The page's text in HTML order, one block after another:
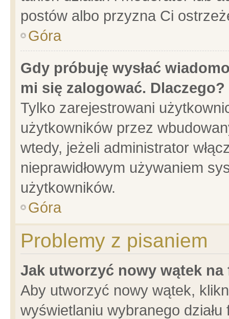
postów albo przyzna Ci
Góra
Gdy próbuję wysłać
mi się zalogować. Dlaczego?
Tylko zarejestrowani
użytkowników przez
wtedy, jeżeli administrator
nieprawidłowym używaniem
użytkowników.
Góra
Problemy z pisaniem
Jak utworzyć nowy wątek na
Aby utworzyć nowy wątek,
wyświetlaniu wybranego